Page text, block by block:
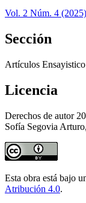
Vol. 2 Núm. 4
Sección
Artículos Ensayistico
Licencia
Derechos de autor
Sofía Segovia
Esta obra está bajo
Atribución 4.0.